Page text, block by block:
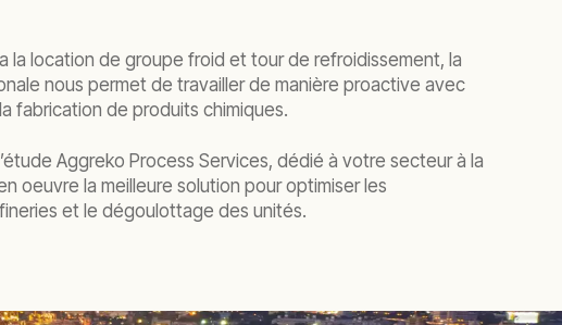
location de groupe froid et tour de refroidissement, la
nous permet de travailler de manière proactive avec
fabrication de produits chimiques.
Aggreko Process Services, dédié à votre secteur à la
oeuvre la meilleure solution pour optimiser les
et le dégoulottage des unités.